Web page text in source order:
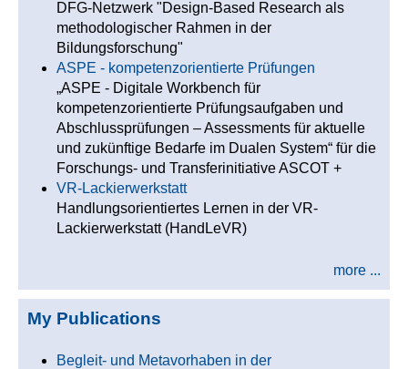
DFG-Netzwerk "Design-Based Research als
methodologischer Rahmen in der
Bildungsforschung"
ASPE - kompetenzorientierte Prüfungen
„ASPE - Digitale Workbench für
kompetenzorientierte Prüfungsaufgaben und
Abschlussprüfungen – Assessments für aktuelle
und zukünftige Bedarfe im Dualen System“ für die
Forschungs- und Transferinitiative ASCOT +
VR-Lackierwerkstatt
Handlungsorientiertes Lernen in der VR-
Lackierwerkstatt (HandLeVR)
more ...
My Publications
Begleit- und Metavorhaben in der